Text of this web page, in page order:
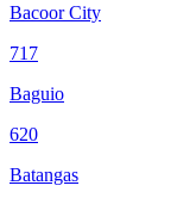
Bacoor City
717
Baguio
620
Batangas